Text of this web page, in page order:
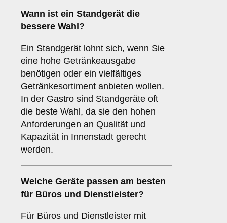
Wann ist ein Standgerät die
bessere Wahl?
Ein Standgerät lohnt sich, wenn Sie
eine hohe Getränkeausgabe
benötigen oder ein vielfältiges
Getränkesortiment anbieten wollen.
In der Gastro sind Standgeräte oft
die beste Wahl, da sie den hohen
Anforderungen an Qualität und
Kapazität in Innenstadt gerecht
werden.
Welche Geräte passen am besten
für Büros und Dienstleister?
Für Büros und Dienstleister mit